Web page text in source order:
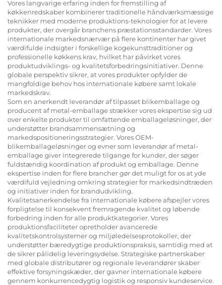
Vores langvarige erfaring inden for fremstilling af
køkkenredskaber kombinerer traditionelle håndværksmæssige
teknikker med moderne produktions-teknologier for at levere
produkter, der overgår branchens præstationsstandarder. Vores
internationale markedsnærvær på flere kontinenter har givet
værdifulde indsigter i forskellige kogekunsttraditioner og
professionelle køkkens krav, hvilket har påvirket vores
produktudviklings- og kvalitetsforbedringsinitiativer. Denne
globale perspektiv sikrer, at vores produkter opfylder de
mangfoldige behov hos internationale købere samt lokale
markedskrav.
Som en anerkendt leverandør af tilpasset blikemballage og
producent af metal-emballage strækker vores ekspertise sig ud
over enkelte produkter til omfattende emballageløsninger, der
understøtter brandsammensætning og
markedspositioneringsstrategier. Vores OEM-
blikemballageløsninger og evner som leverandør af metal-
emballage giver integrerede tilgange for kunder, der søger
fuldstændig koordination af produkt og emballage. Denne
ekspertise inden for flere brancher gør det muligt for os at yde
værdifuld vejledning omkring strategier for markedsindtræden
og initiativer inden for brandudvikling.
Kvalitetsanerkendelse fra internationale købere afspejler vores
forpligtelse til konsekvent fremragende kvalitet og løbende
forbedring inden for alle produktkategorier. Vores
produktionsfaciliteter opretholder avancerede
kvalitetskontrolsystemer og miljøledelsesprotokoller, der
understøtter bæredygtige produktionspraksis, samtidig med at
de sikrer pålidelig leveringsydelse. Strategiske partnerskaber
med globale distributører og regionale leverandører skaber
effektive forsyningskæder, der gavner internationale købere
gennem konkurrencedygtig logistik og responsiv kundeservice.